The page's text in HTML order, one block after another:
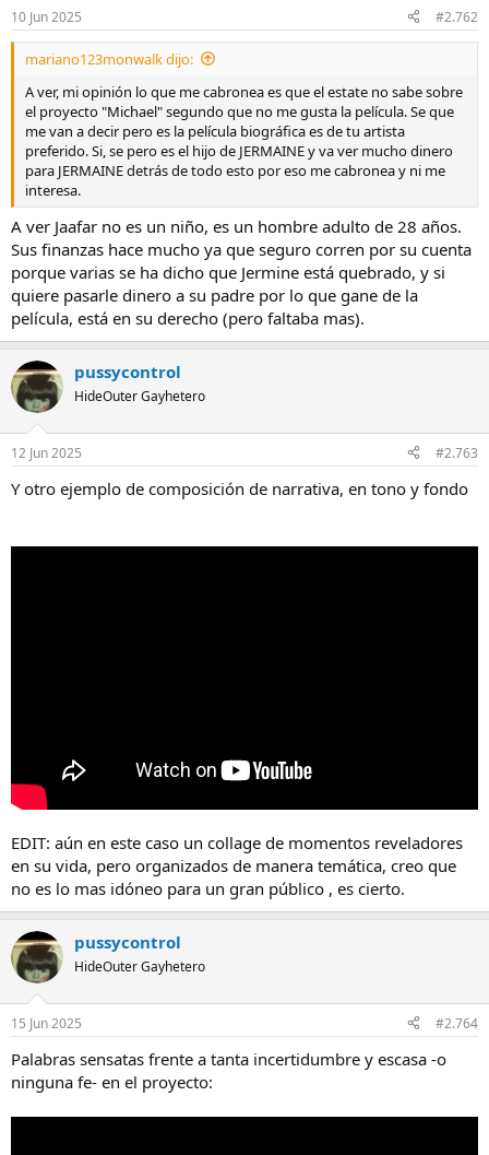
e
s
10 Jun 2025 #2.762
mariano123monwalk dijo:
A ver, mi opinión lo que me cabronea es que el estate no sabe sobre
el proyecto "Michael" segundo que no me gusta la película. Se que
me van a decir pero es la película biográfica es de tu artista
preferido. Si, se pero es el hijo de JERMAINE y va ver mucho dinero
para JERMAINE detrás de todo esto por eso me cabronea y ni me
interesa.
A ver Jaafar no es un niño, es un hombre adulto de 28 años.
Sus finanzas hace mucho ya que seguro corren por su cuenta
porque varias se ha dicho que Jermine está quebrado, y si
quiere pasarle dinero a su padre por lo que gane de la
película, está en su derecho (pero faltaba mas).
pussycontrol
HideOuter Gayhetero
12 Jun 2025 #2.763
Y otro ejemplo de composición de narrativa, en tono y fondo
EDIT: aún en este caso un collage de momentos reveladores
en su vida, pero organizados de manera temática, creo que
no es lo mas idóneo para un gran público , es cierto.
pussycontrol
HideOuter Gayhetero
15 Jun 2025 #2.764
Palabras sensatas frente a tanta incertidumbre y escasa -o
ninguna fe- en el proyecto: